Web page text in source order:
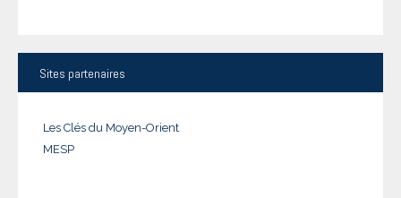
Sites partenaires
Les Clés du Moyen-Orient
MESP